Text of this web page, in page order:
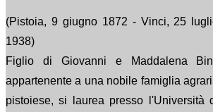
(Pistoia, 9 giugno 1872 - Vinci, 25
1938)
Figlio di Giovanni e Maddalena
appartenente a una nobile famiglia
pistoiese, si laurea presso l'Università